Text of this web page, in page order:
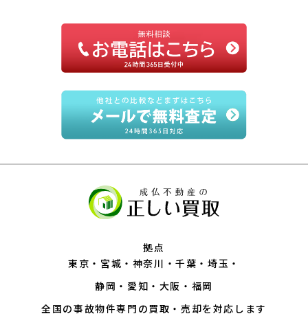
拠点
東京
宮城 神奈川 千葉
埼玉
静岡
愛知 大阪
福岡
全国の事故物件専門の買取・売却を対応します